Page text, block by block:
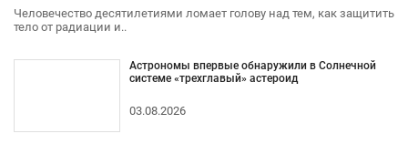
Человечество десятилетиями ломает голову над тем, как защитить
тело от радиации и..
Астрономы впервые обнаружили в Солнечной
системе «трехглавый» астероид
03.08.2026